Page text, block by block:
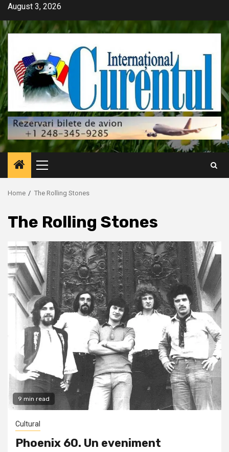
Skip
content
August 3, 2026
Primary
Menu
Home The Rolling Stones
The Rolling Stones
9 min read
Cultural
Phoenix 60. Un eveniment